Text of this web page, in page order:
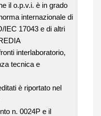
il o.p.v.i. è in grado
internazionale di
IEC 17043 e di altri
interlaboratorio,
tecnica e
è riportato nel
n. 0024P e il